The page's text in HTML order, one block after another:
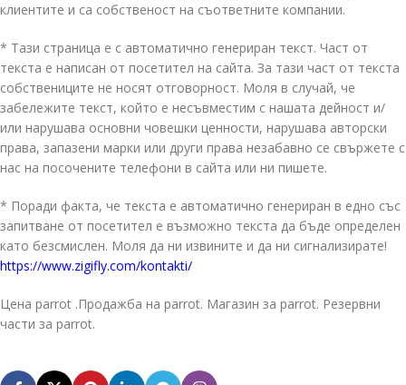
клиентите и са собственост на съответните компании.
* Тази страница е с автоматично генериран текст. Част от
текста е написан от посетител на сайта. За тази част от текста
собствениците не носят отговорност. Моля в случай, че
забележите текст, който е несъвместим с нашата дейност и/
или нарушава основни човешки ценности, нарушава авторски
права, запазени марки или други права незабавно се свържете с
нас на посочените телефони в сайта или ни пишете.
* Поради факта, че текста е автоматично генериран в едно със
запитване от посетител е възможно текста да бъде определен
като безсмислен. Моля да ни извините и да ни сигнализирате!
https://www.zigifly.com/kontakti/
Цена parrot .Продажба на parrot. Магазин за parrot. Резервни
части за parrot.